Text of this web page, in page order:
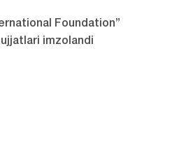
Foundation”
imzolandi